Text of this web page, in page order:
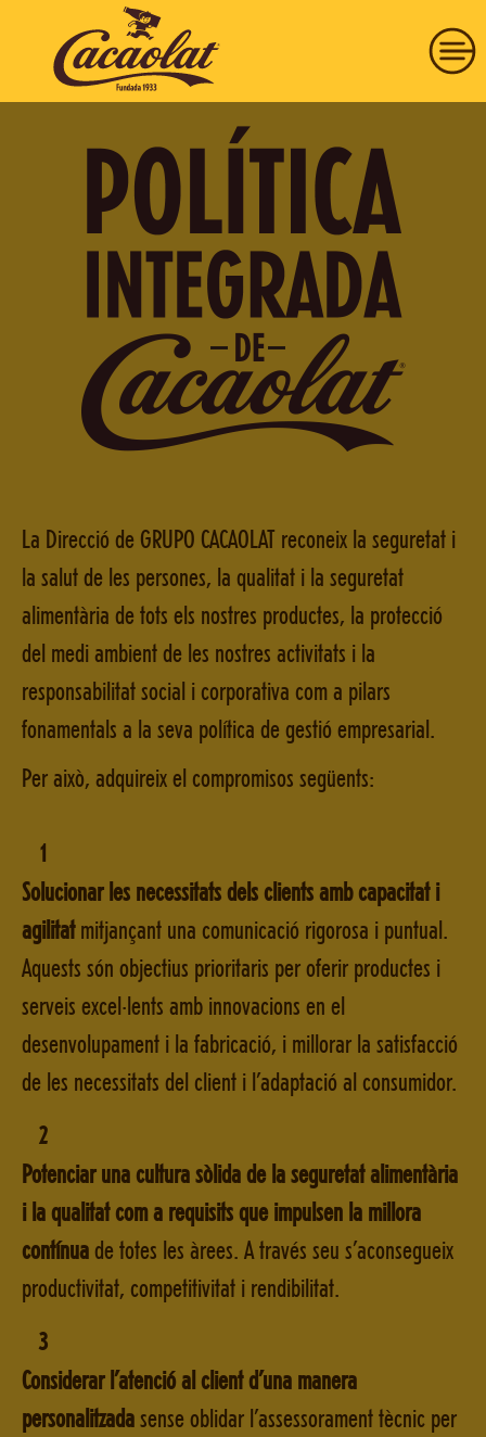
HISTÒRIA
PRODUCTES
COMPRAR
COMPROMÍS
VISITA’NS
GRUPO CACAOLAT
CA
ES
La Direcció de GRUPO CACAOLAT reconeix la seguretat i
la salut de les persones, la qualitat i la seguretat
alimentària de tots els nostres productes, la protecció
del medi ambient de les nostres activitats i la
responsabilitat social i corporativa com a pilars
fonamentals a la seva política de gestió empresarial.
Per això, adquireix el compromisos següents:
1
Solucionar les necessitats dels clients amb capacitat i
agilitatmitjançant una comunicació rigorosa i puntual.
Aquests són objectius prioritaris per oferir productes i
serveis excel·lents amb innovacions en el
desenvolupament i la fabricació, i millorar la satisfacció
de les necessitats del client i l’adaptació al consumidor.
2
Potenciar una cultura sòlida de la seguretat alimentària
i la qualitat com a requisits que impulsen la millora
contínuade totes les àrees. A través seu s’aconsegueix
productivitat, competitivitat i rendibilitat.
3
Considerar l’atenció al client d’una manera
personalitzadasense oblidar l’assessorament tècnic per